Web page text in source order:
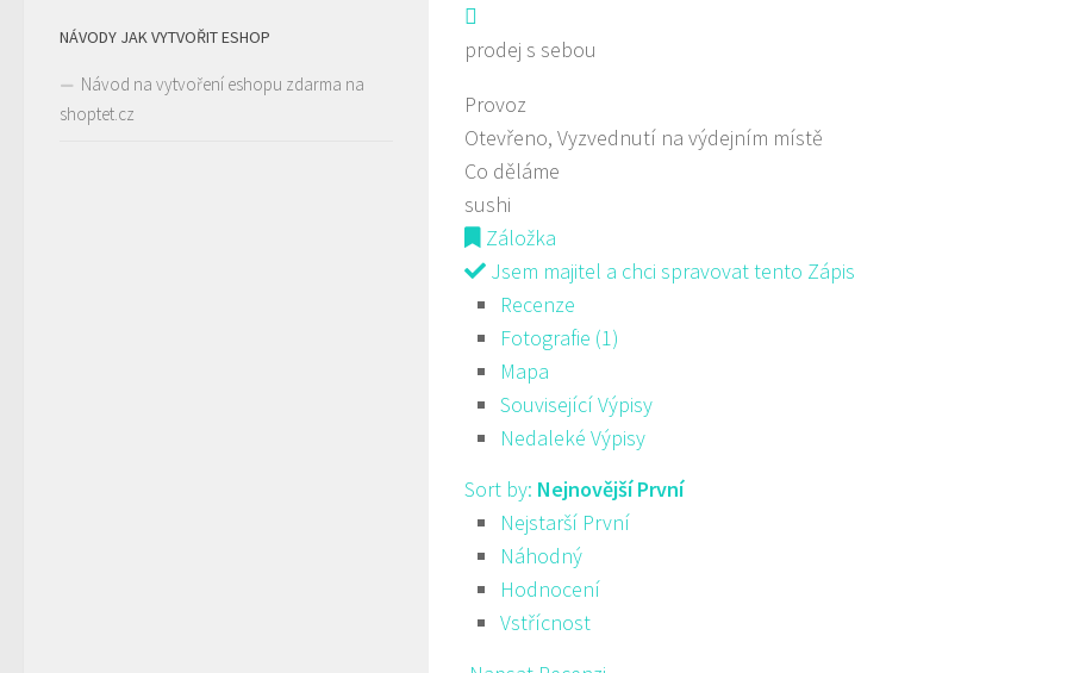
prodej s sebou
Provoz
Otevřeno, Vyzvednutí na výdejním místě
Co děláme
sushi
Záložka
Jsem majitel a chci spravovat tento Zápis
Recenze
Fotografie (1)
Mapa
Související Výpisy
Nedaleké Výpisy
Sort by: Nejnovější První
Nejstarší První
Náhodný
Hodnocení
Vstřícnost
NÁVODY JAK VYTVOŘIT ESHOP
Návod na vytvoření eshopu zdarma na
shoptet.cz